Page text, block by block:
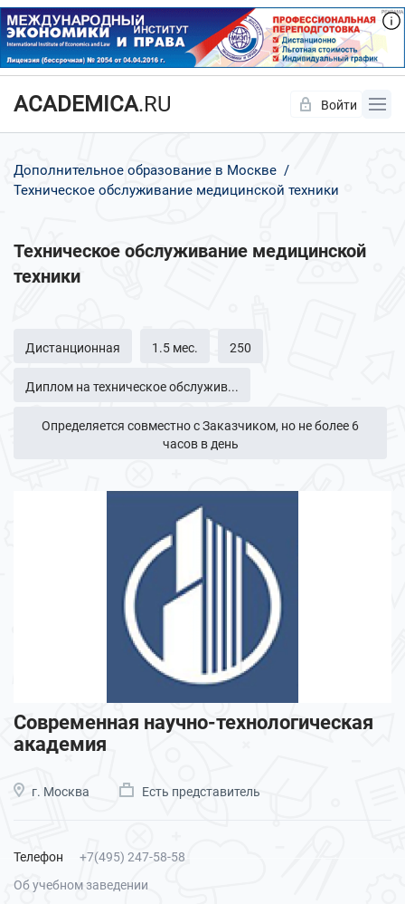
ACADEMICA.RU Войти
Дополнительное образование в Москве
Техническое обслуживание медицинской техники
Техническое обслуживание медицинской
техники
Дистанционная 1.5 мес. 250
Диплом на техническое обслужив...
Определяется совместно с Заказчиком, но не более 6
часов в день
Современная научно-технологическая
академия
г. Москва Есть представитель
Телефон
+7(495) 247-58-58
Об учебном заведении
Да Нет